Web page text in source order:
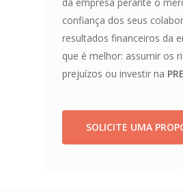
confiança dos seus
resultados financeiros da
que é melhor: assumir os
prejuízos ou investir na
SOLICITE UMA